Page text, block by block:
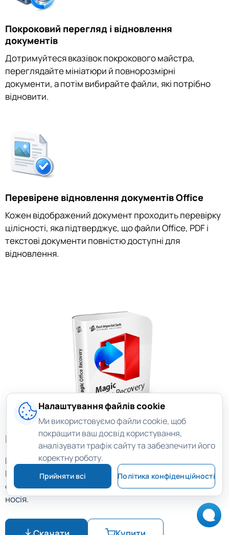
Покроковий перегляд і відновлення
документів
Дотримуйтеся вказівок покрокового майстра,
переглядайте мініатюри й повнорозмірні
документи, а потім вибирайте файли, які потрібно
відновити.
Перевірене відновлення документів Office
Кожен відображений документ проходить перевірку
цілісності, яка підтверджує, що файли Office, PDF і
текстові документи повністю доступні для
відновлення.
Придбати програму відновлення Office!
Magic Office Recovery відновлює документи Word,
Excel, PowerPoint, OpenOffice і PDF після видалення,
форматування, пошкодження або втрати доступу до
носія.
Налаштування файлів cookie
Ми використовуємо файли cookie, щоб
покращити ваш досвід користування,
аналізувати трафік сайту та забезпечити його
коректну роботу.
Прийняти всі Політика конфіденційності